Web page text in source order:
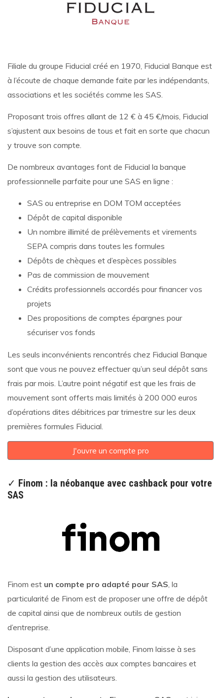
Filiale du groupe Fiducial créé en 1970, Fiducial Banque est
à l’écoute de chaque demande faite par les indépendants,
associations et les sociétés comme les SAS.
Proposant trois offres allant de 12 € à 45 €/mois, Fiducial
s’ajustent aux besoins de tous et fait en sorte que chacun
y trouve son compte.
De nombreux avantages font de Fiducial la banque
professionnelle parfaite pour une SAS en ligne :
SAS ou entreprise en DOM TOM acceptées
Dépôt de capital disponible
Un nombre illimité de prélèvements et virements
SEPA compris dans toutes les formules
Dépôts de chèques et d’espèces possibles
Pas de commission de mouvement
Crédits professionnels accordés pour financer vos
projets
Des propositions de comptes épargnes pour
sécuriser vos fonds
Les seuls inconvénients rencontrés chez Fiducial Banque
sont que vous ne pouvez effectuer qu’un seul dépôt sans
frais par mois. L’autre point négatif est que les frais de
mouvement sont offerts mais limités à 200 000 euros
d’opérations dites débitrices par trimestre sur les deux
premières formules Fiducial.
J'ouvre un compte pro
✓ Finom : la néobanque avec cashback pour votre
SAS
Finom est un compte pro adapté pour SAS , la
particularité de Finom est de proposer une offre de dépôt
de capital ainsi que de nombreux outils de gestion
d’entreprise.
Disposant d’une application mobile, Finom laisse à ses
clients la gestion des accès aux comptes bancaires et
aussi la gestion des utilisateurs.